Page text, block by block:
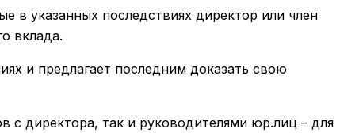
в указанных последствиях директор или член
вклада.
и предлагает последним доказать свою
с директора, так и руководителями юр.лиц – для